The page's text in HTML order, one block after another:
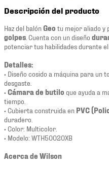
Descripción del producto
Haz del balónGeo tu mejor aliado y
golpes . Cuenta con un diseño
potenciar tus habilidades durante
Detalles:
• Diseño cosido a máquina para un
desgaste.
• Cámara de butilo que ayuda a
tiempo.
• Cubierta construida en PVC
duradero.
• Color: Multicolor.
• Modelo: WTH50020XB
Acerca de Wilson